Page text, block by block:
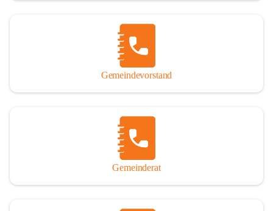
So darf ich Sie zu einer interessanten, vergnüglichen und
manchmal auch nachdenklich machenden Zeitreise durch die
Jahrhunderte, ja Jahrtausende alte Geschichte von der Steinzeit
einladen.
Gemeindevorstand
Gemeinderat